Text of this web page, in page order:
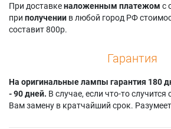
При доставкеналоженным платежом с
при получении в любой город РФ
составит 800р.
Гарантия
На оригинальные лампы гарантия 180
- 90 дней. В случае, если что-то
Вам замену в кратчайший срок.